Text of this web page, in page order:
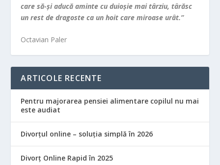
care să-şi aducă aminte cu duioşie mai târziu, târăsc
un rest de dragoste ca un hoit care miroase urât.”
Octavian Paler
ARTICOLE RECENTE
Pentru majorarea pensiei alimentare copilul nu mai
este audiat
Divorțul online – soluția simplă în 2026
Divorț Online Rapid în 2025